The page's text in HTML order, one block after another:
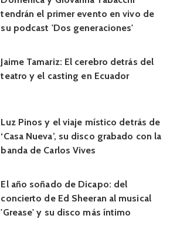
tendrán el primer evento en vivo de
su podcast 'Dos generaciones'
Jaime Tamariz: El cerebro detrás del
teatro y el casting en Ecuador
Luz Pinos y el viaje místico detrás de
‘Casa Nueva’, su disco grabado con la
banda de Carlos Vives
El año soñado de Dicapo: del
concierto de Ed Sheeran al musical
'Grease' y su disco más íntimo